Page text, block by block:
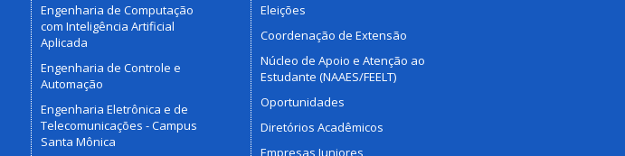
Engenharia de Computação
com Inteligência Artificial
Aplicada
Engenharia de Controle e
Automação
Engenharia Eletrônica e de
Telecomunicações - Campus
Santa Mônica
Eleições
Coordenação de Extensão
Núcleo de Apoio e Atenção ao
Estudante (NAAES/FEELT)
Oportunidades
Diretórios Acadêmicos
Empresas Juniores